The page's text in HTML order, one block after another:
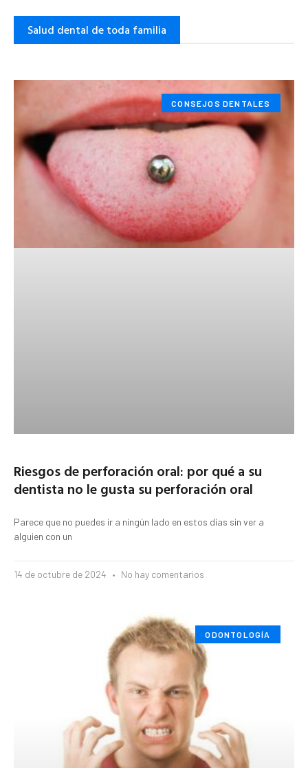
Salud dental de toda familia
CONSEJOS DENTALES
Riesgos de perforación oral: por qué a su
dentista no le gusta su perforación oral
Parece que no puedes ir a ningún lado en estos días sin ver a
alguien con un
14 de octubre de 2024 No hay comentarios
ODONTOLOGÍA